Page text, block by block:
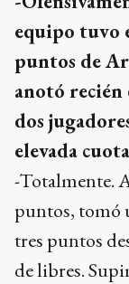
equipo tuvo
puntos de
anotó recién
dos
elevada
-Totalmente.
puntos, tomó
tres puntos
de libres.